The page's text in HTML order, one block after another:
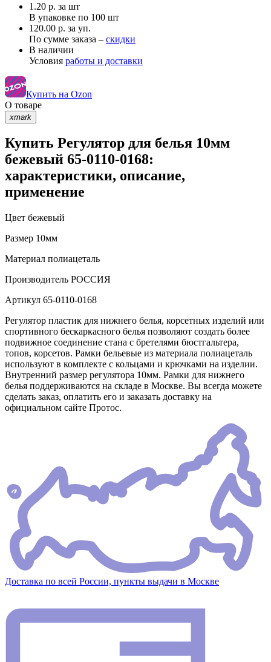
1.20 р. за шт
В упаковке по 100 шт
120.00 р. за уп.
По сумме заказа – скидки
В наличии
Условия работы и доставки
Купить на Ozon
О товаре
xmark
Купить Регулятор для белья 10мм
бежевый 65-0110-0168:
характеристики, описание,
применение
Цвет бежевый
Размер 10мм
Материал полиацеталь
Производитель РОССИЯ
Артикул 65-0110-0168
Регулятор пластик для нижнего белья, корсетных изделий или
спортивного бескаркасного белья позволяют создать более
подвижное соединение стана с бретелями бюстгальтера,
топов, корсетов. Рамки бельевые из материала полиацеталь
используют в комплекте с кольцами и крючками на изделии.
Внутренний размер регулятора 10мм. Рамки для нижнего
белья поддерживаются на складе в Москве. Вы всегда можете
сделать заказ, оплатить его и заказать доставку на
официальном сайте Протос.
Доставка по всей России, пункты выдачи в Москве